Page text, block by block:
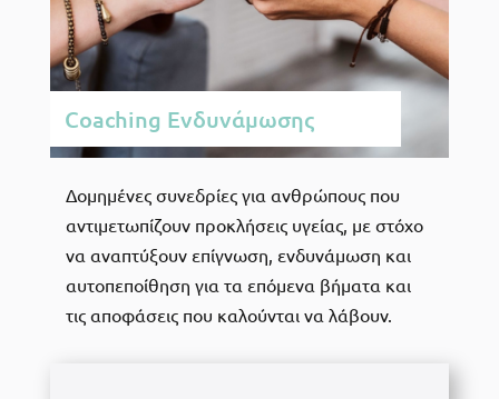
Coaching Ενδυνάμωσης
Δομημένες συνεδρίες για ανθρώπους που
αντιμετωπίζουν προκλήσεις υγείας, με στόχο
να αναπτύξουν επίγνωση, ενδυνάμωση και
αυτοπεποίθηση για τα επόμενα βήματα και
τις αποφάσεις που καλούνται να λάβουν.